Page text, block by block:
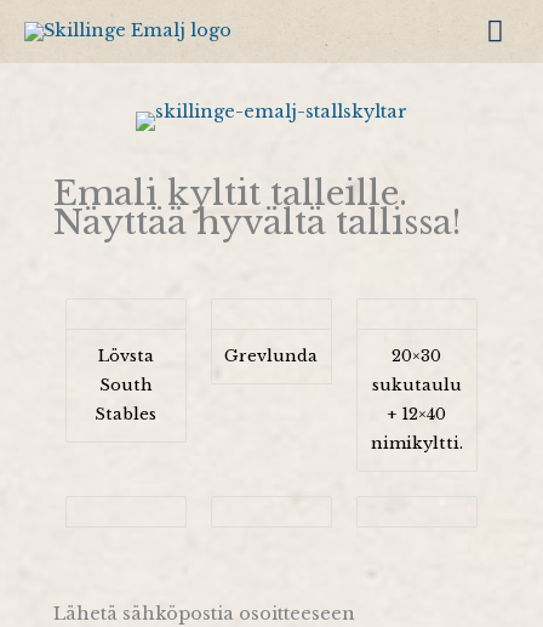
sisältöön
Emali kyltit talleille.
Näyttää hyvältä tallissa!
Lövsta
South
Stables
Grevlunda
20×30
sukutaulu
+ 12×40
nimikyltti.
Lähetä sähköpostia osoitteeseen